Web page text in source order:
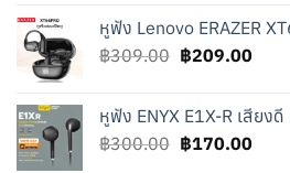
was:
฿5,999.00.
หูฟัง Lenovo ERAZER
฿309.00 Original
฿309.00.
฿209.00
฿
หูฟัง ENYX E1X-R เสียง
฿300.00 Original
฿170.00